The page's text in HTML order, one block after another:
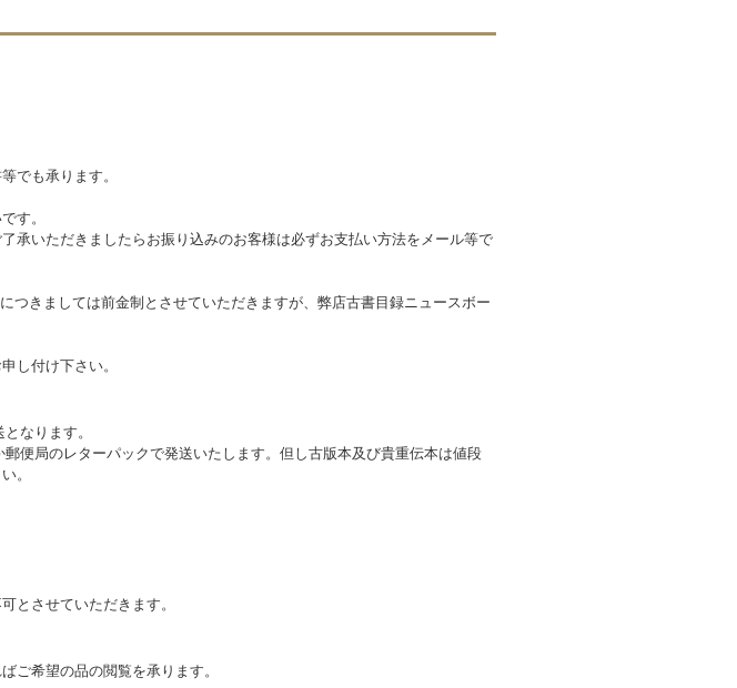
でも承ります。
す。
承いただきましたらお振り込みのお客様は必ずお支払い方法をメール等で
きましては前金制とさせていただきますが、弊店古書目録ニュースボー
し付け下さい。
なります。
局のレターパックで発送いたします。但し古版本及び貴重伝本は値段
。
とさせていただきます。
ご希望の品の閲覧を承ります。